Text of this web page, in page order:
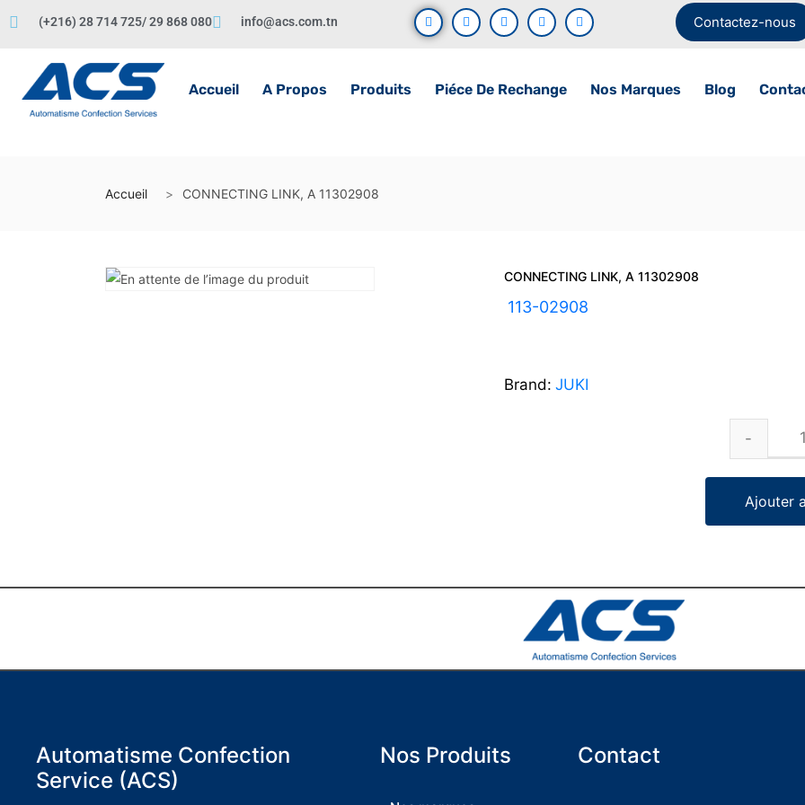
(+216) 28 714 725/ 29 868 080 info@acs.com.tn Contactez-nous
Accueil A Propos Produits Piéce De Rechange Nos Marques Blog
Accueil CONNECTING LINK, A 11302908
CONNECTING LINK, A 11302908
113-02908
Brand: JUKI
Ajouter
Automatisme Confection
Service (ACS)
Nos Produits Contact